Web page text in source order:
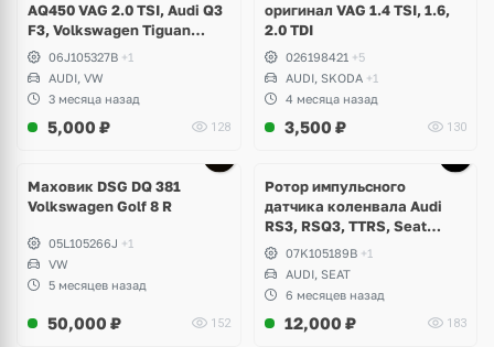
AQ450 VAG 2.0 TSI, Audi Q3
F3, Volkswagen Tiguan
Allspace, Teramont, Atlas
Cross Sport, Arteon USA
06J105327B +1
AUDI, VW
3 месяца назад
5,000 ₽ 128
оригинал VAG 1.4 TSI, 1.6,
2.0 TDI
026198421 +5
AUDI, SKODA +1
4 месяца назад
3,500 ₽ 130
Маховик DSG DQ 381
Volkswagen Golf 8 R
05L105266J +1
VW
5 месяцев назад
50,000 ₽ 152
Ротор импульсного
датчика коленвала Audi
RS3, RSQ3, TTRS, Seat
Formentor Cupra, 2.5 TFSI
CEPA, CTSA, CZGA, CZGB,
DAZA, DNWA, DNWB
07K105189B +1
AUDI, SEAT
6 месяцев назад
12,000 ₽ 183